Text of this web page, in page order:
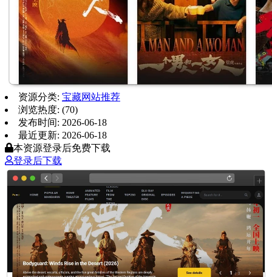
资源分类: 宝藏网站推荐
浏览热度: (70)
发布时间: 2026-06-18
最近更新: 2026-06-18
本资源登录后免费下载
登录后下载